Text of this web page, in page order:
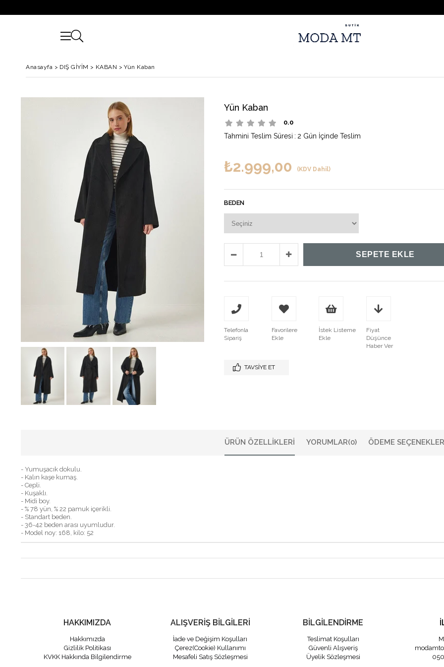
Anasayfa > DIŞ GİYİM > KABAN > Yün Kaban
Yün Kaban
0.0
Tahmini Teslim Süresi : 2 Gün İçinde Teslim
₺2.999,00 (KDV Dahil)
BEDEN
Telefonla
Sipariş
Favorilere
Ekle
İstek Listeme
Ekle
Fiyat
Düşünce
Haber Ver
TAVSIYE ET
ÜRÜN ÖZELLIKLERI YORUMLAR(0) ÖDEME
- Yumuşacık dokulu.
- Kalın kaşe kumaş.
- Cepli.
- Kuşaklı.
- Midi boy.
- % 78 yün, % 22 pamuk içerikli.
- Standart beden.
- 36-42 beden arası uyumludur.
- Model noy: 168, kilo: 52
HAKKIMIZDA
Hakkımızda
Gizlilik Politikası
KVKK Hakkında Bilgilendirme
ALIŞVERİŞ BİLGİLERİ
İade ve Değişim Koşulları
Çerez(Cookie) Kullanımı
Mesafeli Satış Sözleşmesi
BİLGİLENDİRME
Teslimat Koşulları
Güvenli Alışveriş
Üyelik Sözleşmesi